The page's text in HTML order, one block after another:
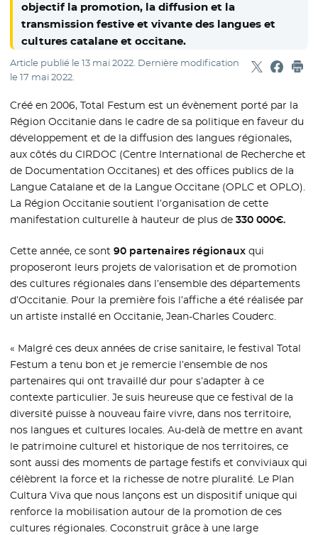
objectif la promotion, la diffusion et la
transmission festive et vivante des langues et
cultures catalane et occitane.
Article publié le13 mai 2022. Dernière modification
le17 mai 2022. Partager
- Nouvelle
-
Créé en 2006, Total Festum est un évènement porté par la
Région Occitanie dans le cadre de sa politique en faveur du
développement et de la diffusion des langues régionales,
aux côtés du CIRDOC (Centre International de Recherche et
de Documentation Occitanes) et des offices publics de la
Langue Catalane et de la Langue Occitane (OPLC et OPLO).
La Région Occitanie soutient l’organisation de cette
manifestation culturelle à hauteur de plus de330 000€.
Cette année, ce sont90 partenaires régionaux qui
proposeront leurs projets de valorisation et de promotion
des cultures régionales dans l’ensemble des départements
d’Occitanie. Pour la première fois l’affiche a été réalisée par
un artiste installé en Occitanie, Jean-Charles Couderc.
« Malgré ces deux années de crise sanitaire, le festival Total
Festum a tenu bon et je remercie l’ensemble de nos
partenaires qui ont travaillé dur pour s’adapter à ce
contexte particulier. Je suis heureuse que ce festival de la
diversité puisse à nouveau faire vivre, dans nos territoire,
nos langues et cultures locales. Au-delà de mettre en avant
le patrimoine culturel et historique de nos territoires, ce
sont aussi des moments de partage festifs et conviviaux qui
célèbrent la force et la richesse de notre pluralité. Le Plan
Cultura Viva que nous lançons est un dispositif unique qui
renforce la mobilisation autour de la promotion de ces
cultures régionales. Coconstruit grâce à une large